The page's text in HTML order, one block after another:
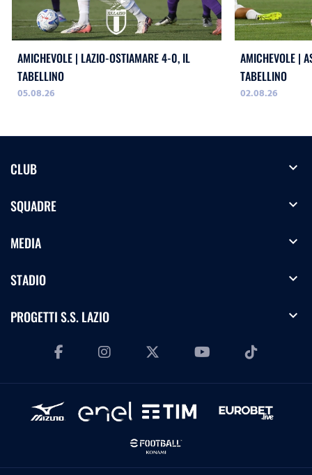
AMICHEVOLE | LAZIO-OSTIAMARE 4-0, IL
TABELLINO
05.08.26
AMICHEVOLE |
TABELLINO
02.08.26
CLUB expand_more
SQUADRE expand_more
MEDIA expand_more
STADIO expand_more
PROGETTI S.S. LAZIO expand_more